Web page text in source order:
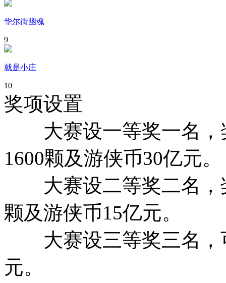
华尔街幽魂
9
就是小庄
10
奖项设置
大赛设一等奖一名，
1600颗及游侠币30亿元。
大赛设二等奖二名，
颗及游侠币15亿元。
大赛设三等奖三名，
元。